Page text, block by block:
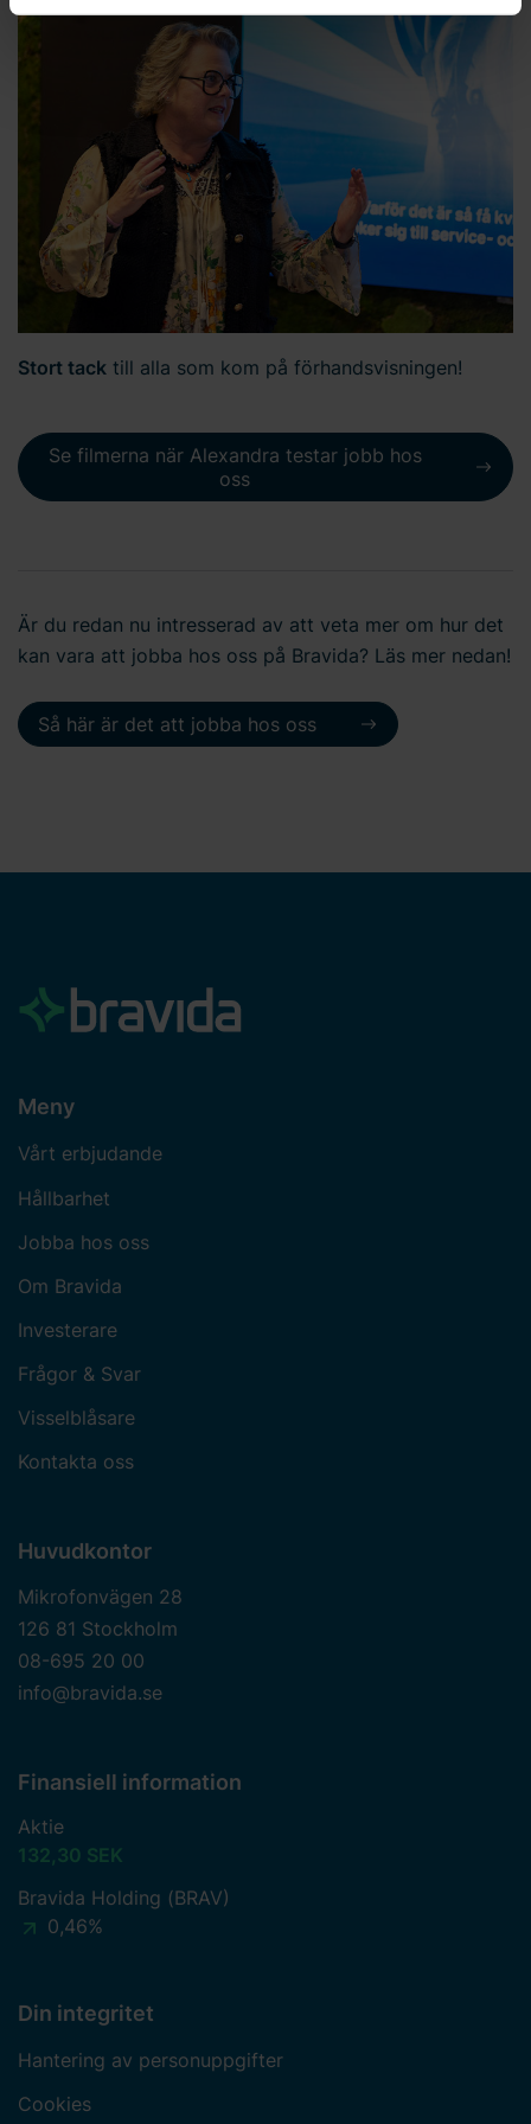
hemsidan. Bravida Holding AB är
personuppgiftsansvarig för cookies och behandlingen av
dina personuppgifter. Läs mer
härom användningen av
cookies och läs mer i vår
behandlar personuppgifter och hur du kan kontakta oss.
Ange ditt samtyckes-ID och datum för när du kontaktade
oss gällande ditt samtycke.
Stort tack till alla som kom på förhandsvisningen!
Se filmerna när Alexandra testar jobb hos
oss
Är du redan nu intresserad av att veta mer om hur det
kan vara att jobba hos oss på Bravida? Läs mer nedan!
Så här är det att jobba hos oss
Meny
Vårt erbjudande
Hållbarhet
Jobba hos oss
Om Bravida
Investerare
Frågor & Svar
Visselblåsare
Kontakta oss
Huvudkontor
Mikrofonvägen 28
126 81 Stockholm
08-695 20 00
info@bravida.se
Finansiell information
Aktie
132,30 SEK
Bravida Holding (BRAV)
0,46%
Din integritet
Hantering av personuppgifter
Cookies